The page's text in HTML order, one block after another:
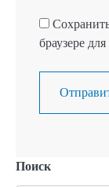
браузере
Поиск